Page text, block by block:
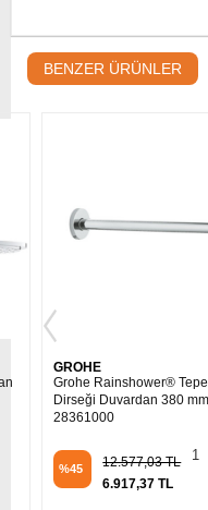
BENZER ÜRÜNLER
GROHE
Grohe Rainshower® Tepe Duşu
Dirseği Duvardan 380 mm -
28361000
12.577,03 TL
6.917,37 TL
1